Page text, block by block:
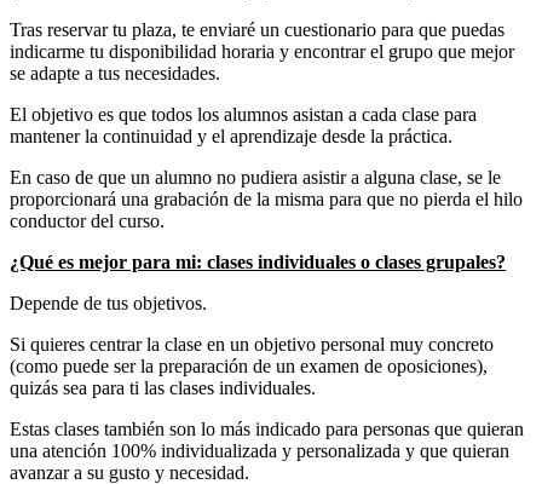
Tras reservar tu plaza, te enviaré un cuestionario para que puedas
indicarme tu disponibilidad horaria y encontrar el grupo que mejor
se adapte a tus necesidades.
El objetivo es que todos los alumnos asistan a cada clase para
mantener la continuidad y el aprendizaje desde la práctica.
En caso de que un alumno no pudiera asistir a alguna clase, se le
proporcionará una grabación de la misma para que no pierda el hilo
conductor del curso.
¿Qué es mejor para mi: clases individuales o clases grupales?
Depende de tus objetivos.
Si quieres centrar la clase en un objetivo personal muy concreto
(como puede ser la preparación de un examen de oposiciones),
quizás sea para ti las clases individuales.
Estas clases también son lo más indicado para personas que quieran
una atención 100% individualizada y personalizada y que quieran
avanzar a su gusto y necesidad.